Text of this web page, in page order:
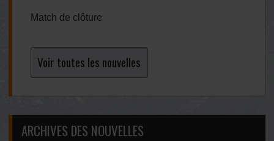
Match de clôture
Voir toutes les nouvelles
ARCHIVES DES NOUVELLES